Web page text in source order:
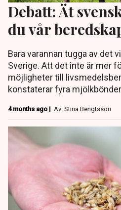
Debatt: Ät
du vår
Bara varannan tugga av det
Sverige. Att det inte är mer
möjligheter till
konstaterar fyra
4 months ago | Av: Stina Bengtsson